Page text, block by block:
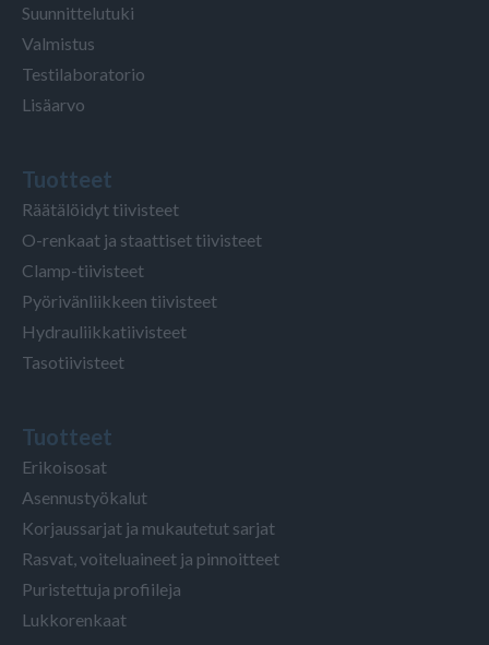
Suunnittelutuki
Valmistus
Testilaboratorio
Lisäarvo
Tuotteet
Räätälöidyt tiivisteet
O-renkaat ja staattiset tiivisteet
Clamp-tiivisteet
Pyörivänliikkeen tiivisteet
Hydrauliikkatiivisteet
Tasotiivisteet
Tuotteet
Erikoisosat
Asennustyökalut
Korjaussarjat ja mukautetut sarjat
Rasvat, voiteluaineet ja pinnoitteet
Puristettuja profiileja
Lukkorenkaat